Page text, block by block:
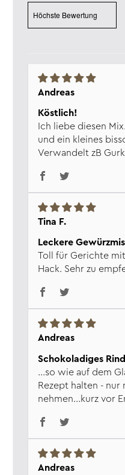
davon Zucker:
Eiweiß:
7,3
Andreas
Köstlich!
Ich liebe diesen
und ein kleines
Verwandelt zB
Tina F.
Leckere
Toll für Gerichte mit
Hack. Sehr zu
Andreas
Schokoladiges
...so wie auf dem
Rezept halten - nur
nehmen...kurz vor
ergänzen...und
unglaublicher
Sehr zu empfehlen,
Reduzierung auf
Andreas